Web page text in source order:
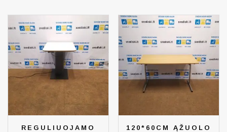
REGULIUOJAMO
120*60CM ĄŽUOLO